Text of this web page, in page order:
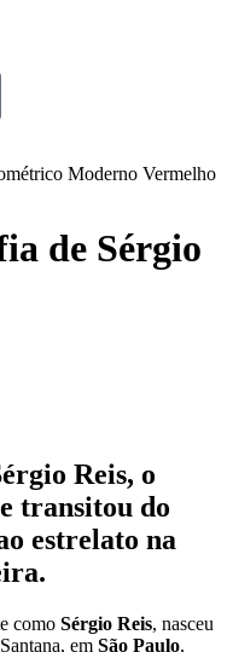
de Sérgio
Reis, o
transitou do
estrelato na
como Sérgio Reis, nasceu
em São Paulo,